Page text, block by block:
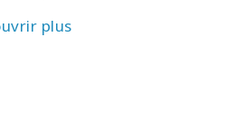
plus